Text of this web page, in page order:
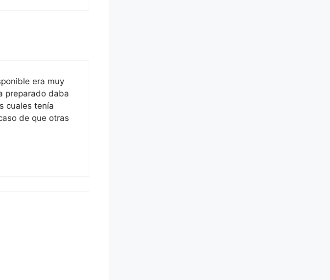
era muy
preparado daba
cuales tenía
de que otras